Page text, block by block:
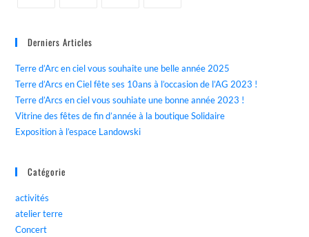
Derniers Articles
Terre d’Arc en ciel vous souhaite une belle année 2025
Terre d’Arcs en Ciel fête ses 10ans à l’occasion de l’AG 2023 !
Terre d’Arcs en ciel vous souhiate une bonne année 2023 !
Vitrine des fêtes de fin d’année à la boutique Solidaire
Exposition à l’espace Landowski
Catégorie
activités
atelier terre
Concert